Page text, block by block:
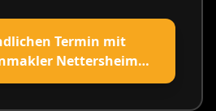
Termin mit
Nettersheim